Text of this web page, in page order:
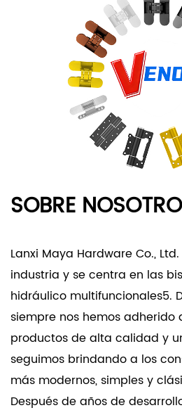
SOBRE
Lanxi Maya Hardware Co.,
industria y se centra en las
hidráulico multifuncionales5.
siempre nos hemos
productos de alta calidad y
seguimos brindando a los
más modernos, simples y
Después de años de